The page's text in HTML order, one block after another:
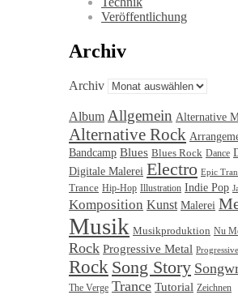
Veröffentlichung
Archiv
Archiv
Album Allgemein Alternative
Alternative Rock
Bandcamp Blues Blues Rock Dance
Digitale Malerei Electro Epic
Trance Hip-Hop Illustration Indie Pop
Komposition Kunst Malerei
Musik Musikproduktion Nu
Rock Progressive Metal
Rock Song Story
The Verge Trance Tutorial Zeichnen